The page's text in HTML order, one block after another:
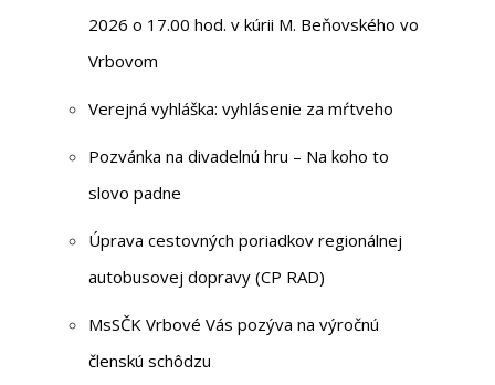
2026 o 17.00 hod. v kúrii M. Beňovského vo
Vrbovom
Verejná vyhláška: vyhlásenie za mŕtveho
Pozvánka na divadelnú hru – Na koho to
slovo padne
Úprava cestovných poriadkov regionálnej
autobusovej dopravy (CP RAD)
MsSČK Vrbové Vás pozýva na výročnú
členskú schôdzu